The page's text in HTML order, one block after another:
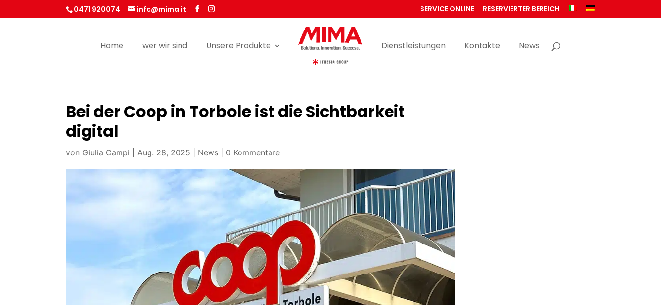
0471 920074 info@mima.it SERVICE ONLINE RESERVIERTER BEREICH
Home wer wir sind Unsere Produkte Dienstleistungen Kontakte News
Bei der Coop in Torbole ist die Sichtbarkeit
digital
von Giulia Campi |Aug. 28, 2025 News 0 Kommentare